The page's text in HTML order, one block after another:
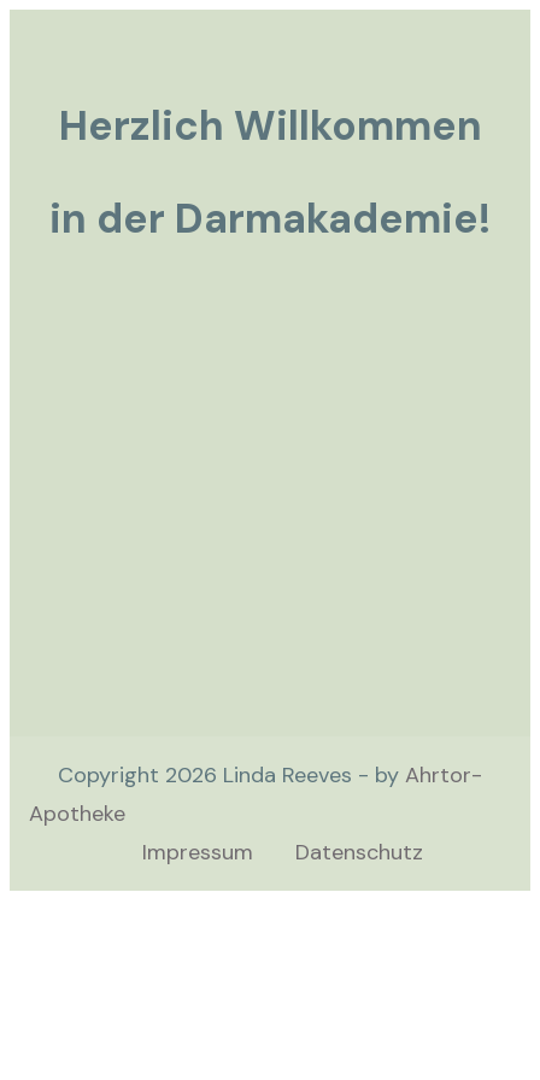
Herzlich Willkommen
in der Darmakademie!
Copyright 2026 Linda Reeves - by Ahrtor-
Apotheke
Impressum
Datenschutz